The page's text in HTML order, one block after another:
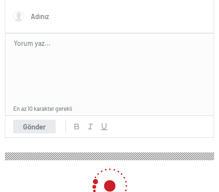
Gönder
En az 10 karakter gerekli